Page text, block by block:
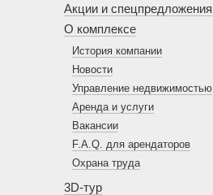
Акции и спецпредложения
О комплексе
История компании
Новости
Управление недвижимостью
Аренда и услуги
Вакансии
F.A.Q. для арендаторов
Охрана труда
3D-тур